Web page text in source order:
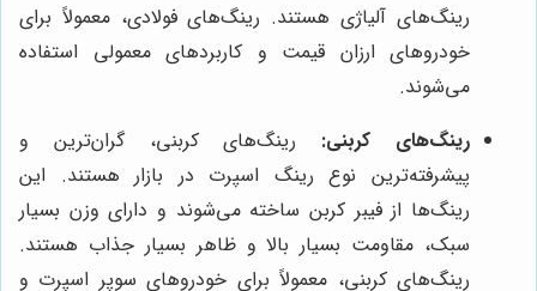
رینگ‌های آلیاژی هستند. رینگ‌های فولادی، معمولاً برای
خودروهای ارزان قیمت و کاربردهای معمولی استفاده
می‌شوند.
رینگ‌های کربنی: رینگ‌های کربنی، گران‌ترین و
پیشرفته‌ترین نوع رینگ اسپرت در بازار هستند. این
رینگ‌ها از فیبر کربن ساخته می‌شوند و دارای وزن بسیار
سبک، مقاومت بسیار بالا و ظاهر بسیار جذاب هستند.
رینگ‌های کربنی، معمولاً برای خودروهای سوپر اسپرت و